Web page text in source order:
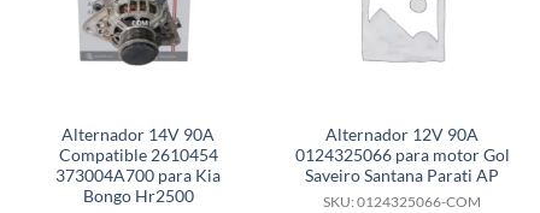
Alternador 14V 90A
Compatible 2610454
373004A700 para Kia
Bongo Hr2500
Alternador 12V 90A
0124325066 para motor Gol
Saveiro Santana Parati AP
SKU: 0124325066-COM